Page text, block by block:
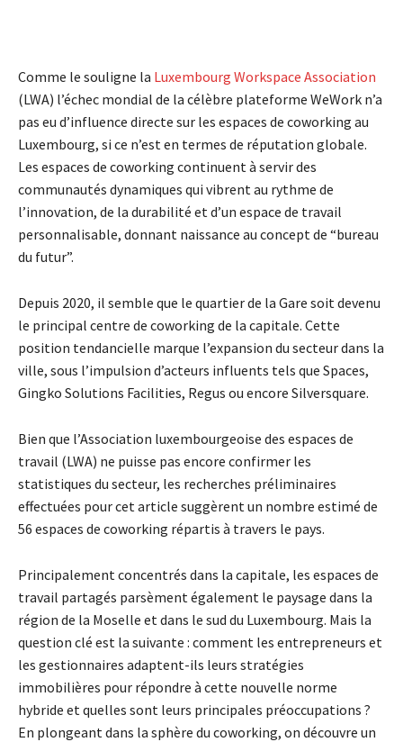
Comme le souligne la Luxembourg Workspace Association
(LWA) l’échec mondial de la célèbre plateforme WeWork n’a
pas eu d’influence directe sur les espaces de coworking au
Luxembourg, si ce n’est en termes de réputation globale.
Les espaces de coworking continuent à servir des
communautés dynamiques qui vibrent au rythme de
l’innovation, de la durabilité et d’un espace de travail
personnalisable, donnant naissance au concept de “bureau
du futur”.
Depuis 2020, il semble que le quartier de la Gare soit devenu
le principal centre de coworking de la capitale. Cette
position tendancielle marque l’expansion du secteur dans la
ville, sous l’impulsion d’acteurs influents tels que Spaces,
Gingko Solutions Facilities, Regus ou encore Silversquare.
Bien que l’Association luxembourgeoise des espaces de
travail (LWA) ne puisse pas encore confirmer les
statistiques du secteur, les recherches préliminaires
effectuées pour cet article suggèrent un nombre estimé de
56 espaces de coworking répartis à travers le pays.
Principalement concentrés dans la capitale, les espaces de
travail partagés parsèment également le paysage dans la
région de la Moselle et dans le sud du Luxembourg. Mais la
question clé est la suivante : comment les entrepreneurs et
les gestionnaires adaptent-ils leurs stratégies
immobilières pour répondre à cette nouvelle norme
hybride et quelles sont leurs principales préoccupations ?
En plongeant dans la sphère du coworking, on découvre un